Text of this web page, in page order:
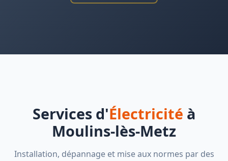
Services d'Électricité à
Moulins-lès-Metz
Installation, dépannage et mise aux normes par des